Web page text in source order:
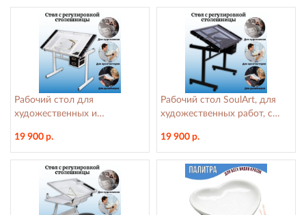
Рабочий стол для
художественных и
белый
19 900 р.
Рабочий стол SoulArt, для
художественных работ, с
19 900 р.